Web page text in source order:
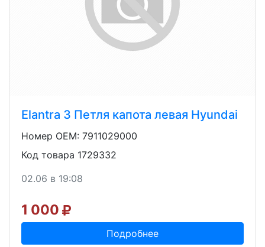
Elantra 3 Петля капота левая Hyundai
Номер OEM: 7911029000
Код товара 1729332
02.06 в 19:08
1 000
Подробнее